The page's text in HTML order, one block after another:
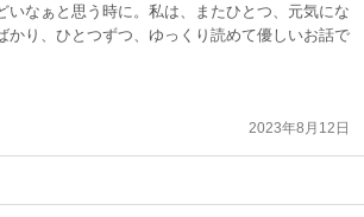
いなぁと思う時に。私は、またひとつ、元気にな
かり、ひとつずつ、ゆっくり読めて優しいお話で
2023年8月12日